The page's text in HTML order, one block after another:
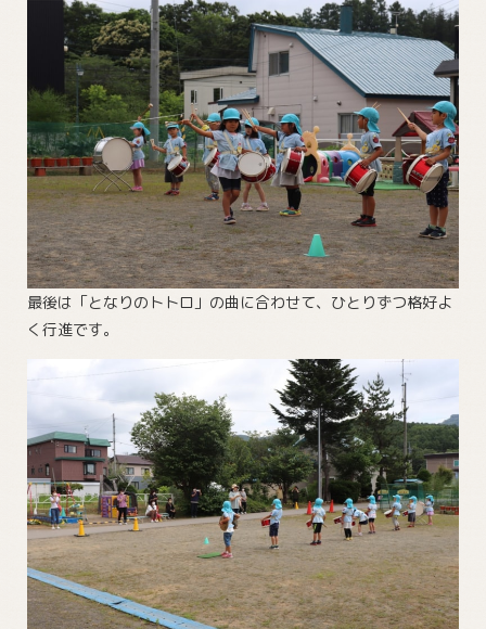
最後は「となりのトトロ」の曲に合わせて、ひとりずつ格好よ
く行進です。